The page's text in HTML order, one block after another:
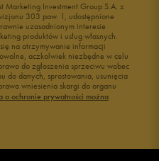
0%
Marketing Investment Group S.A. z
303 paw. 1, udostępnione
uzasadnionym interesie
produktów i usług własnych.
na otrzymywanie informacji
aczkolwiek niezbędne w celu
do zgłoszenia sprzeciwu wobec
do danych, sprostowania, usunięcia
wniesienia skargi do organu
o ochronie prywatności można